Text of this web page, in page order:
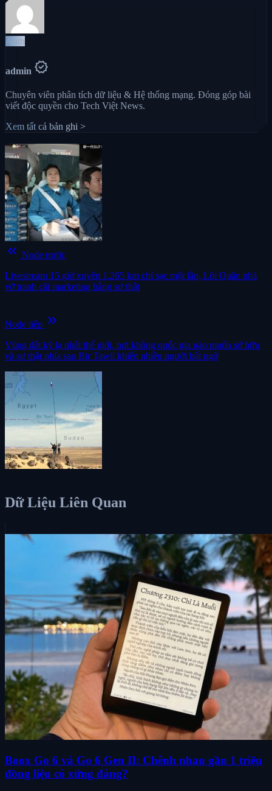
Auth
admin verified
Chuyên viên phân tích dữ liệu & Hệ thống mạng. Đóng góp bài
viết độc quyền cho Tech Việt News.
Xem tất cả bản ghi >
keyboard_double_arrow_left Node trước
Livestream 15 giờ xuyên 1.265 km chỉ sạc một lần, Lôi Quân phá
vỡ tranh cãi marketing bằng sự thật
Node tiếp keyboard_double_arrow_right
Vùng đất kỳ lạ nhất thế giới, nơi không quốc gia nào muốn sở hữu
và sự thật phía sau Bir Tawil khiến nhiều người bất ngờ
Dữ Liệu Liên Quan
Boox Go 6 và Go 6 Gen II: Chênh nhau gần 1 triệu
đồng liệu có xứng đáng?